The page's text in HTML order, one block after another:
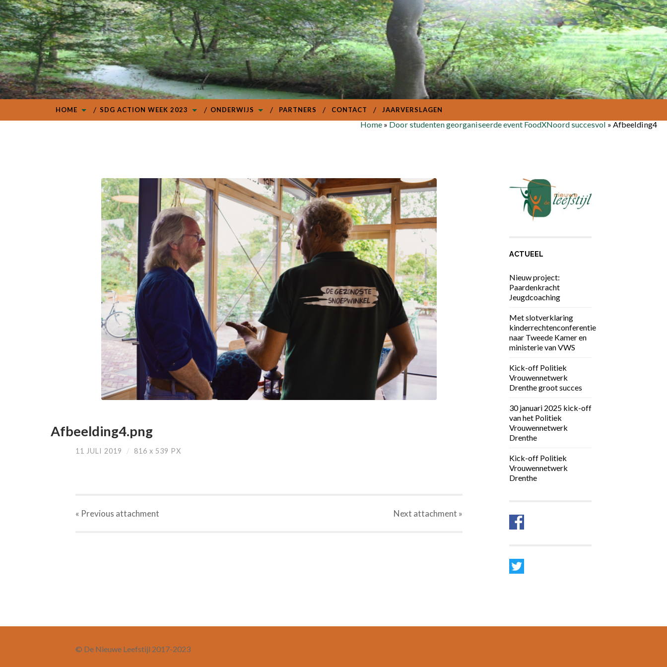
HOME SDG ACTION WEEK 2023 ONDERWIJS PARTNERS CONTACT JAARVERSLAGEN
Home » Door studenten georganiseerde event FoodXNoord succesvol » Afbeelding4
Afbeelding4.png
11 JULI 2019 / 816 x 539 PX
« Previous attachment Next attachment »
ACTUEEL
Nieuw project:
Paardenkracht
Jeugdcoaching
Met slotverklaring
kinderrechtenconferentie
naar Tweede Kamer en
ministerie van VWS
Kick-off Politiek
Vrouwennetwerk
Drenthe groot succes
30 januari 2025 kick-off
van het Politiek
Vrouwennetwerk
Drenthe
Kick-off Politiek
Vrouwennetwerk
Drenthe
© De Nieuwe Leefstijl 2017-2023